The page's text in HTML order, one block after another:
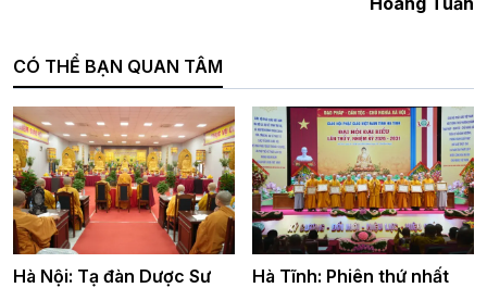
CÓ THỂ BẠN QUAN TÂM
Hà Nội: Tạ đàn Dược Sư
Hà Tĩnh: Phiên thứ nhất